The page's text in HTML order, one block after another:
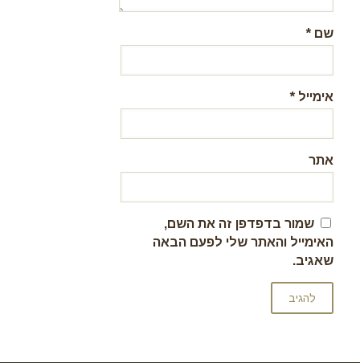
שם *
אימייל *
אתר
שמור בדפדפן זה את השם,
האימייל והאתר שלי לפעם הבאה
שאגיב.